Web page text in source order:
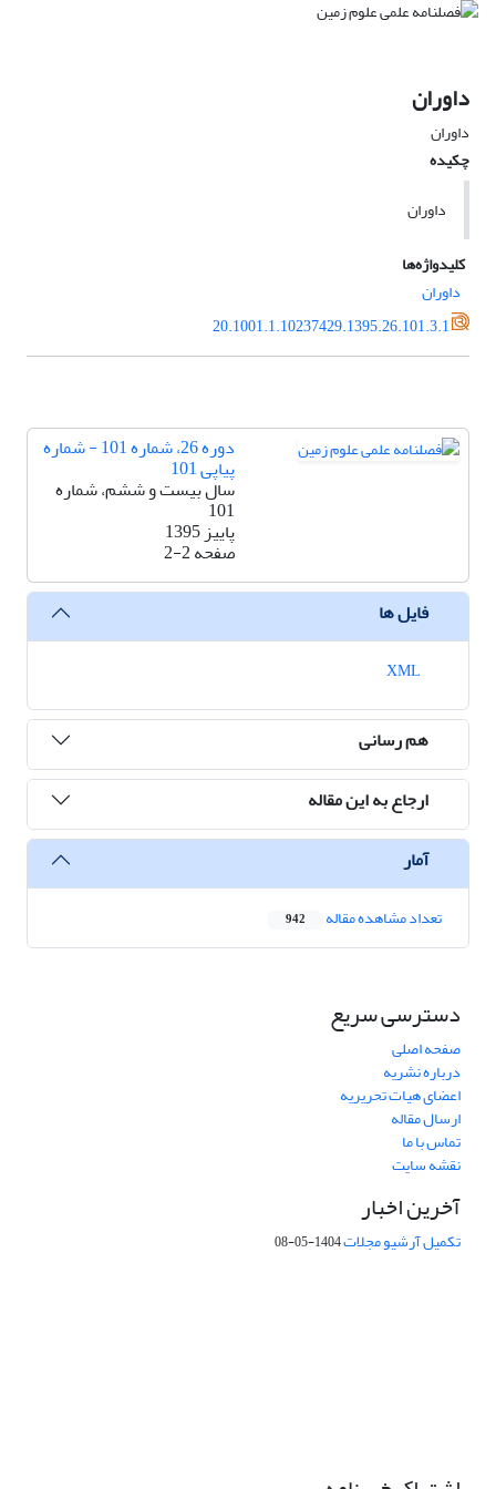
داوران
داوران
چکیده
داوران
کلیدواژه‌ها
داوران
20.1001.1.10237429.1395.26.101.3.1
دوره 26، شماره 101 - شماره
پیاپی 101
سال بیست و ششم، شماره
101
پاییز 1395
صفحه2-2
فایل ها
هم رسانی
ارجاع به این مقاله
آمار
تعداد مشاهده مقاله 942
دسترسی سریع
صفحه اصلی
درباره نشریه
اعضای هیات تحریریه
ارسال مقاله
تماس با ما
نقشه سایت
آخرین اخبار
تکمیل آرشیو مجلات1404-05-08